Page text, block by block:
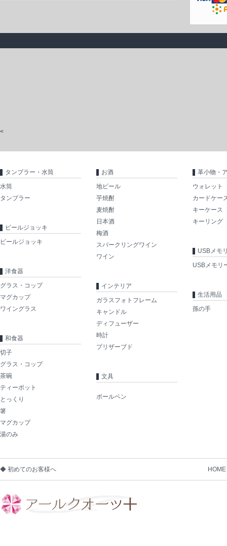
<
タンブラー・水筒
水筒
タンブラー
ビールジョッキ
ビールジョッキ
洋食器
グラス・コップ
マグカップ
ワイングラス
和食器
切子
グラス・コップ
茶碗
ティーポット
とっくり
箸
マグカップ
湯のみ
お酒
地ビール
芋焼酎
麦焼酎
日本酒
梅酒
スパークリングワイン
ワイン
インテリア
ガラスフォトフレーム
キャンドル
ディフューザー
時計
プリザーブド
文具
ボールペン
革小物・
ウォレット
カードケー
キーケース
キーリング
USBメモ
USBメモリ
生活用品
孫の手
◆ 初めてのお客様へ HOME